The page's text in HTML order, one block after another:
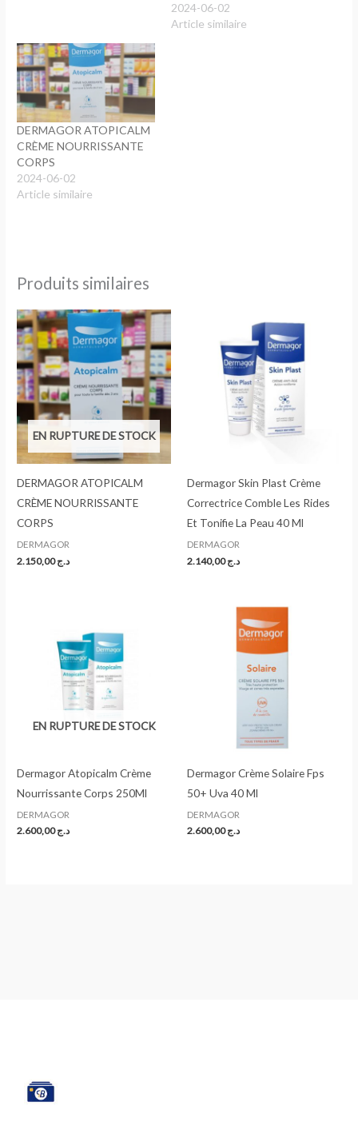
2024-06-02
Article similaire
DERMAGOR ATOPICALM
CRÈME NOURRISSANTE
CORPS
2024-06-02
Article similaire
Produits similaires
EN RUPTURE DE STOCK
DERMAGOR ATOPICALM
CRÈME NOURRISSANTE
CORPS
DERMAGOR
د.ج2.150,00
Dermagor Skin Plast Crème
Correctrice Comble Les Rides
Et Tonifie La Peau 40 Ml
DERMAGOR
د.ج2.140,00
EN RUPTURE DE STOCK
Dermagor Atopicalm Crème
Nourrissante Corps 250Ml
DERMAGOR
د.ج2.600,00
Dermagor Crème Solaire Fps
50+ Uva 40 Ml
DERMAGOR
د.ج2.600,00